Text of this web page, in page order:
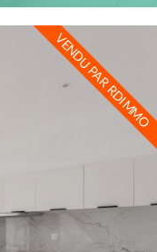
VENDU PAR RDIMMO